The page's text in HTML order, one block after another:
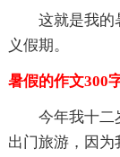
这就是我的
义假期。
暑假的作文300
今年我十二
出门旅游，因为